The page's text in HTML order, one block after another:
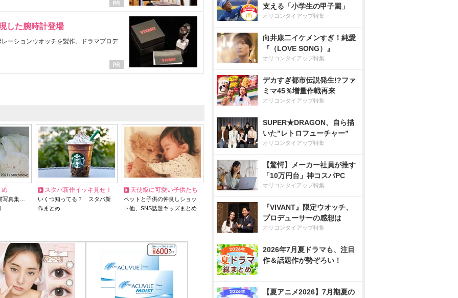
した腕時計登場
ーションウオッチを製作。ドラマプロデ
め
写真集…
スタバ新作イッキ見せ！
いくつ知ってる？ スタバ新
作まとめ
天使級に可愛い子供たち
ペットと子供の仲良しショッ
ト他、SNS話題キッズまとめ
支える「小学生の甲子園」
オリコンタイアップ特集
向井康二イケメンすぎ！純愛
『（LOVE SONG）』
オリコンタイアップ特集
デカすぎ都市伝説発生!?ファ
ミマ45％増量作戦再来
オリコンタイアップ特集
SUPER★DRAGON、自ら描
いた”レトロフューチャー”
オリコンタイアップ特集
【驚愕】メーカー社員が推す
「10万円台」神コスパPC
オリコンタイアップ特集
『VIVANT』限定ウオッチ、
プロデューサーの感想は
オリコンタイアップ特集
2026年7月夏ドラマも、注目
作＆話題作が勢ぞろい！
【夏アニメ2026】7月期夏の